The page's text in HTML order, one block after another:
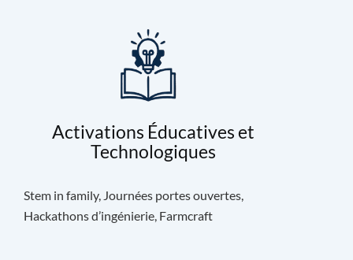
Activations Éducatives et
Technologiques
Stem in family, Journées portes ouvertes,
Hackathons d’ingénierie, Farmcraft